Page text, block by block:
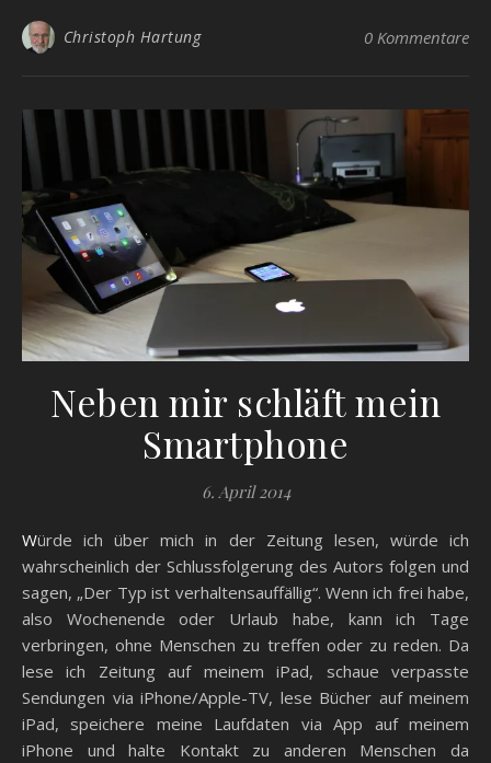
Christoph Hartung 0 Kommentare
Neben mir schläft mein
Smartphone
6. April 2014
Würde ich über mich in der Zeitung lesen, würde ich
wahrscheinlich der Schlussfolgerung des Autors folgen und
sagen, „Der Typ ist verhaltensauffällig“. Wenn ich frei habe,
also Wochenende oder Urlaub habe, kann ich Tage
verbringen, ohne Menschen zu treffen oder zu reden. Da
lese ich Zeitung auf meinem iPad, schaue verpasste
Sendungen via iPhone/Apple-TV, lese Bücher auf meinem
iPad, speichere meine Laufdaten via App auf meinem
iPhone und halte Kontakt zu anderen Menschen da